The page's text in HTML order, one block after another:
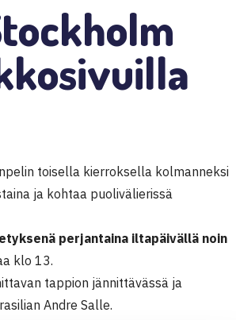
toisella kierroksella kolmanneksi
ja kohtaa puolivälierissä
perjantaina iltapäivällä noin
klo 13.
tappion jännittävässä ja
Andre Salle.